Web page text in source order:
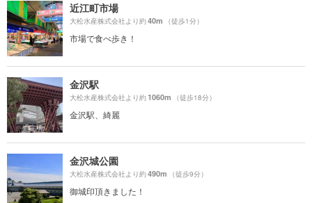
近江町市場
大松水産株式会社より約40m （徒歩1分）
市場で食べ歩き！
金沢駅
大松水産株式会社より約1060m （徒歩18分）
金沢駅、綺麗
金沢城公園
大松水産株式会社より約490m （徒歩9分）
御城印頂きました！